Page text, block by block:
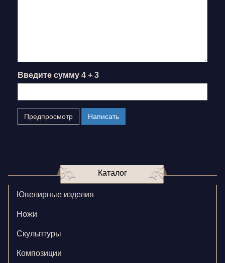
Введите сумму 4 + 3
Каталог
Ювелирные изделия
Ножи
Скульптуры
Композиции